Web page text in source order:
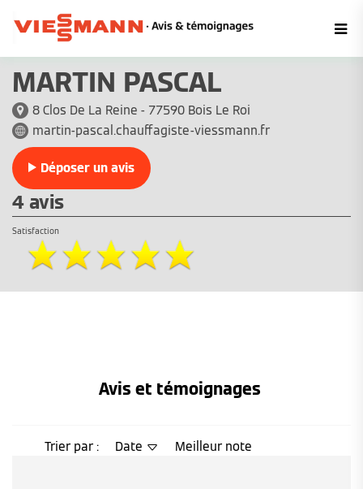
MARTIN PASCAL
8 Clos De La Reine - 77590 Bois Le Roi
martin-pascal.chauffagiste-viessmann.fr
Déposer un avis
4 avis
Satisfaction
Avis et témoignages
Trier par : Date Meilleur note